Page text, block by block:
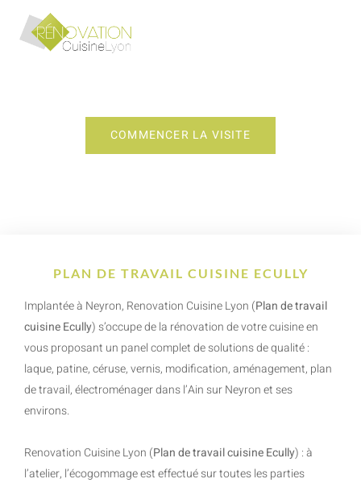
COMMENCER LA VISITE
PLAN DE TRAVAIL CUISINE ECULLY
Implantée à Neyron, Renovation Cuisine Lyon (Plan de travail
cuisine Ecully) s’occupe de la rénovation de votre cuisine en
vous proposant un panel complet de solutions de qualité :
laque, patine, céruse, vernis, modification, aménagement, plan
de travail, électroménager dans l’Ain sur Neyron et ses
environs.
Renovation Cuisine Lyon (Plan de travail cuisine Ecully) : à
l’atelier, l’écogommage est effectué sur toutes les parties